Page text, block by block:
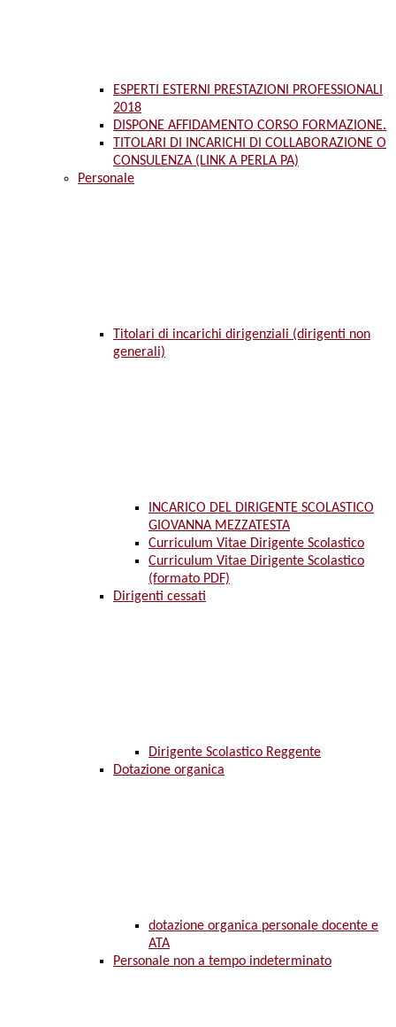
ESPERTI ESTERNI PRESTAZIONI PROFESSIONALI
2018
DISPONE AFFIDAMENTO CORSO FORMAZIONE.
TITOLARI DI INCARICHI DI COLLABORAZIONE O
CONSULENZA (LINK A PERLA PA)
Personale
Titolari di incarichi dirigenziali (dirigenti non
generali)
INCARICO DEL DIRIGENTE SCOLASTICO
GIOVANNA MEZZATESTA
Curriculum Vitae Dirigente Scolastico
Curriculum Vitae Dirigente Scolastico
(formato PDF)
Dirigenti cessati
Dirigente Scolastico Reggente
Dotazione organica
dotazione organica personale docente e
ATA
Personale non a tempo indeterminato